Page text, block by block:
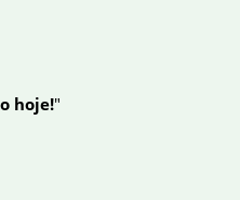
hoje!"